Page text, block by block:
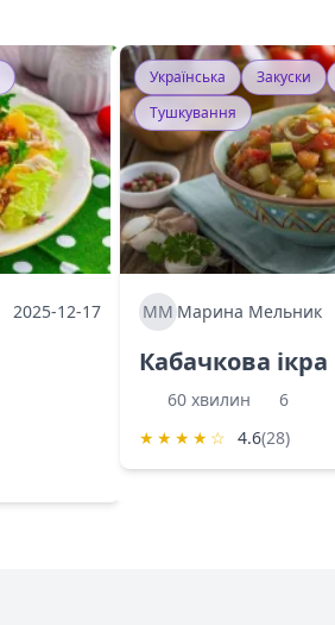
2025-12-17
Українська Закуски
Тушкування
ММ Марина Мельник
Кабачкова ікра
60 хвилин
6
★ ★ ★ ★ ☆ 4.6(28)